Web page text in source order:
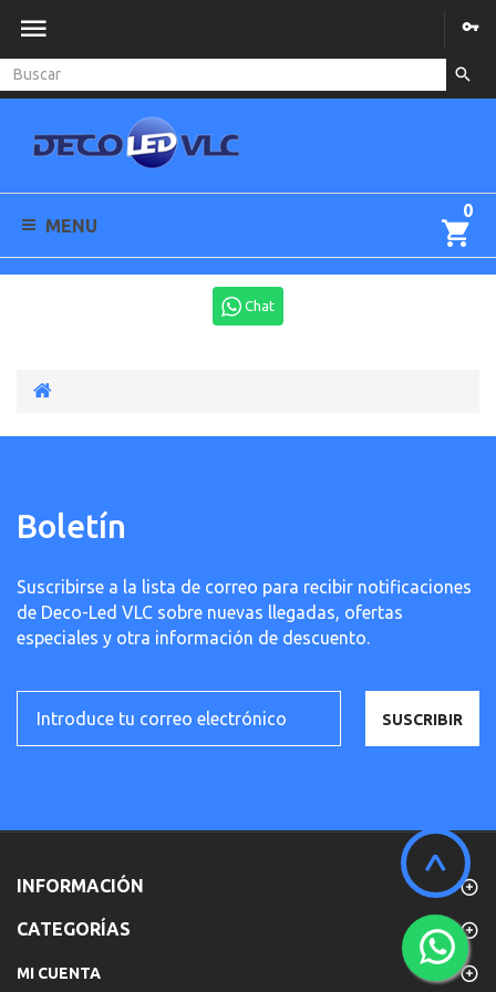
0
MENU
Chat
Boletín
Suscribirse a la lista de correo para recibir notificaciones
de Deco-Led VLC sobre nuevas llegadas, ofertas
especiales y otra información de descuento.
SUSCRIBIR
INFORMACIÓN
CATEGORÍAS
MI CUENTA
^